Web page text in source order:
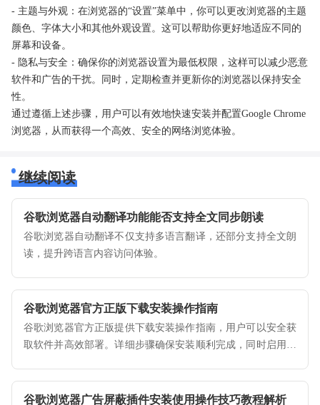
- 主题与外观：在浏览器的“设置”菜单中，你可以更改浏览器的主题
颜色、字体大小和其他外观设置。这可以帮助你更好地适应不同的
屏幕和设备。
- 隐私与安全：确保你的浏览器设置为最低权限，这样可以减少恶意
软件和广告的干扰。同时，定期检查并更新你的浏览器以保持安全
性。
通过遵循上述步骤，用户可以有效地快速安装并配置Google Chrome
浏览器，从而获得一个高效、安全的网络浏览体验。
继续阅读
谷歌浏览器自动翻译功能能否支持全文同步朗读
谷歌浏览器自动翻译不仅支持多语言翻译，还部分支持全文朗
读，提升跨语言内容访问体验。
谷歌浏览器官方正版下载安装操作指南
谷歌浏览器官方正版提供下载安装操作指南，用户可以安全获
取软件并高效部署。详细步骤确保安装顺利完成，同时启用所
障。
谷歌浏览器广告屏蔽插件安装使用操作技巧教程解析